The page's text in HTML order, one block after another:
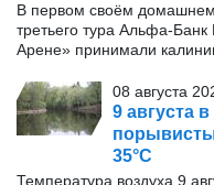
В первом своём
третьего тура Альфа-
Арене» принимали
08 августа
9 августа
35°С
Температура воздуха 9